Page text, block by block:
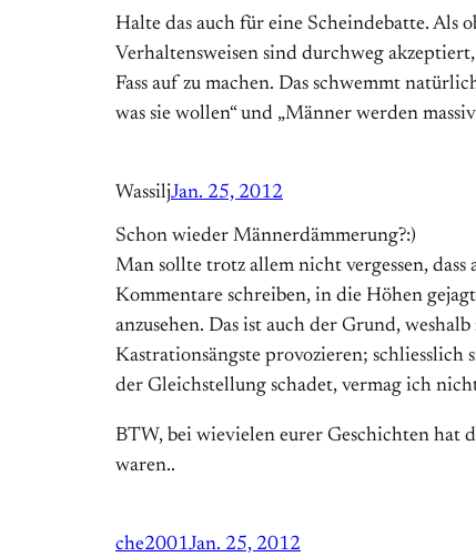
Halte das auch für eine Scheindebatte. Als
Verhaltensweisen sind durchweg
Fass auf zu machen. Das schwemmt
was sie wollen“ und „Männer werden
WassiljJan. 25, 2012
Schon wieder Männerdämmerung?:)
Man sollte trotz allem nicht vergessen,
Kommentare schreiben, in die Höhen
anzusehen. Das ist auch der Grund,
Kastrationsängste provozieren;
der Gleichstellung schadet, vermag ich
BTW, bei wievielen eurer Geschichten hat
waren..
che2001Jan. 25, 2012